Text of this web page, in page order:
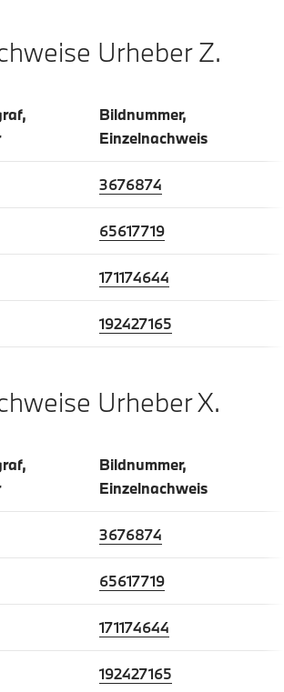
Urheber Z.
Bildnummer,
Einzelnachweis
3676874
65617719
171174644
192427165
Urheber X.
Bildnummer,
Einzelnachweis
3676874
65617719
171174644
192427165